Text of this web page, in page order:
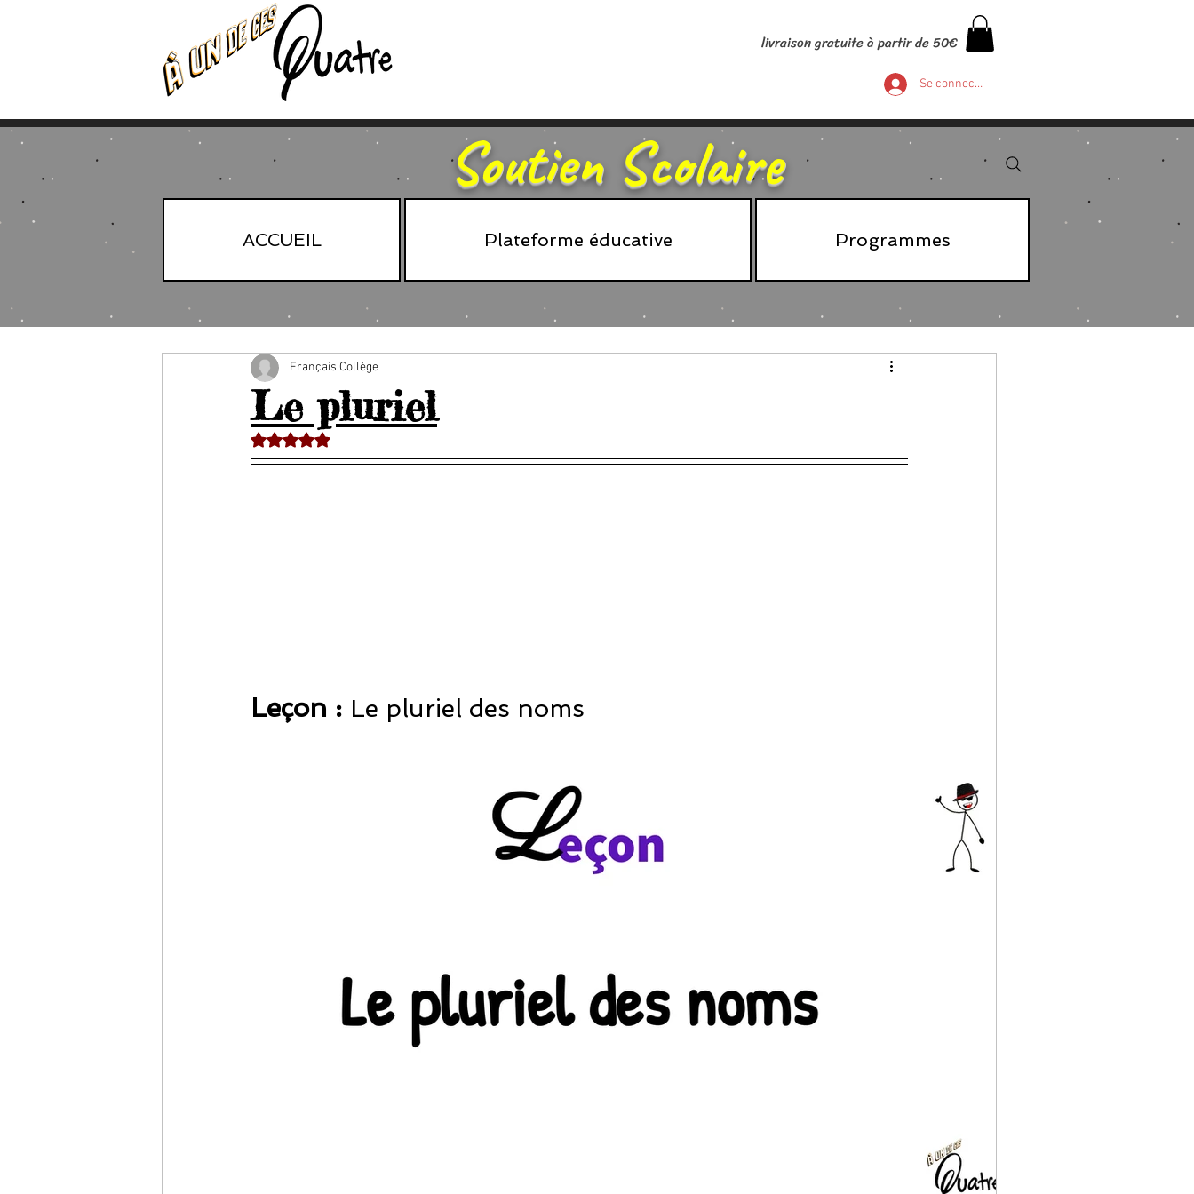
livraison gratuite à partir de 50€
Se connecter
Soutien Scolaire
ACCUEIL Plateforme éducative Programmes
Le pluriel
Français Collège
Noté NaN étoiles sur 5.
Leçon : Le pluriel des noms